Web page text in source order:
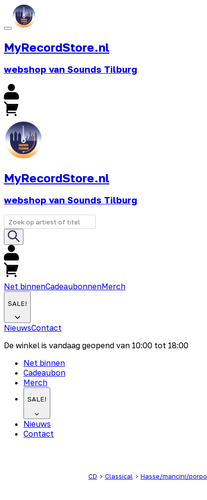
MyRecordStore.nl
webshop van Sounds Tilburg
MyRecordStore.nl
webshop van Sounds Tilburg
Net binnenCadeaubonnenMerch
SALE!
NieuwsContact
De winkel is vandaag geopend van 10:00 tot 18:00
Net binnen
Cadeaubon
Merch
SALE!
Nieuws
Contact
CD Classical Hasse/mancini/